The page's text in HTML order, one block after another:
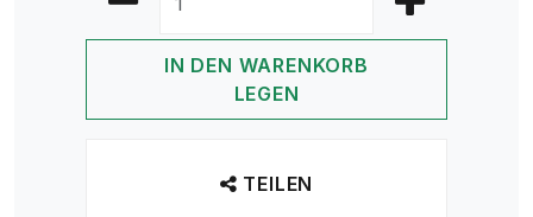
IN DEN WARENKORB
LEGEN
TEILEN